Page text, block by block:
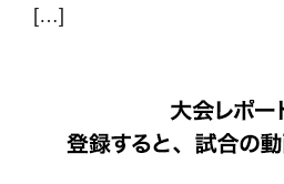
[…]